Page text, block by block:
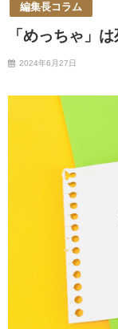
編集長コラム
「めっちゃ」
2024年6月27日